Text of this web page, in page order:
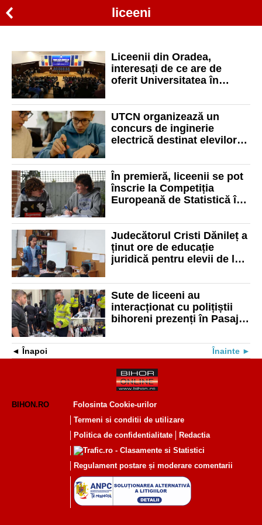
liceeni
Liceenii din Oradea,
interesați de ce are de
oferit Universitatea în
Universității din Oradea”.
UTCN organizează un
concurs de inginerie
electrică destinat elevilor
În premieră, liceenii se pot
înscrie la Competiția
Europeană de Statistică în
Judecătorul Cristi Dănileț a
ținut ore de educație
juridică pentru elevii de la
Sute de liceeni au
interacționat cu polițiștii
bihoreni prezenți în Pasajul
Înapoi Înainte
BIHON.RO
Folosinta Cookie-urilor
Termeni si conditii de utilizare
Politica de confidentialitate
Redactia
Regulament postare și moderare comentarii